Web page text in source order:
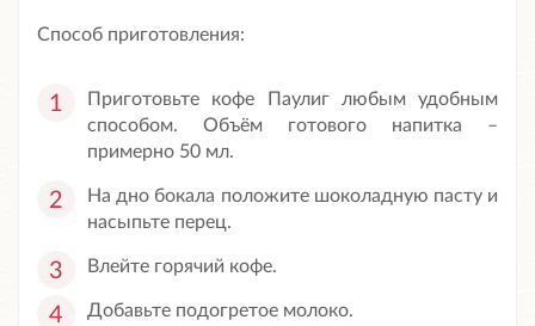
Способ приготовления:
Приготовьте кофе Паулиг любым удобным
способом. Объём готового напитка –
примерно 50 мл.
На дно бокала положите шоколадную пасту и
насыпьте перец.
Влейте горячий кофе.
Добавьте подогретое молоко.